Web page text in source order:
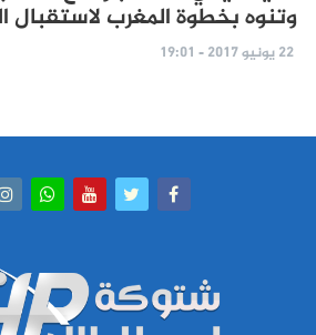
وتنوه بخطوة المغرب لاستقبال
22 يونيو 2017 - 19:01